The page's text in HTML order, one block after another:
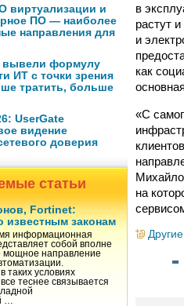
виртуализации и
ПО — наиболее
направления для
вывели формулу
ИТ с точки зрения
тратить, больше
UserGate
видение
доверия
статьи
Fortinet:
известным законам
информационная
собой вполне
мощное направление
таких условиях
теснее связывается
…
в
растут
и
как
«С
на